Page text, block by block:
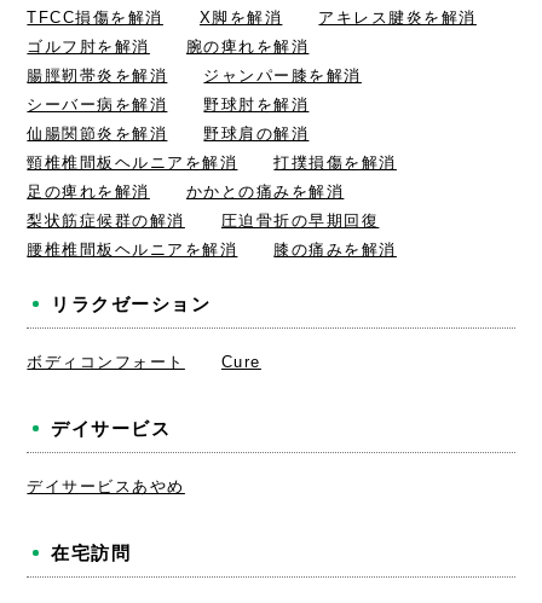
TFCC損傷を解消
X脚を解消
アキレス腱炎を解消
ゴルフ肘を解消
腕の痺れを解消
腸脛靭帯炎を解消
ジャンパー膝を解消
シーバー病を解消
野球肘を解消
仙腸関節炎を解消
野球肩の解消
頸椎椎間板ヘルニアを解消
打撲損傷を解消
足の痺れを解消
かかとの痛みを解消
梨状筋症候群の解消
圧迫骨折の早期回復
腰椎椎間板ヘルニアを解消
膝の痛みを解消
リラクゼーション
ボディコンフォート Cure
デイサービス
デイサービスあやめ
在宅訪問